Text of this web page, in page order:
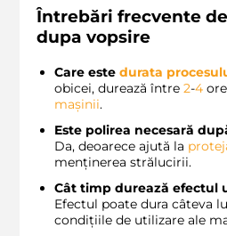
Întrebări frecvente
dupa vopsire
Care este durata
obicei, durează între 2-4
mașinii.
Este polirea necesară
Da, deoarece ajută la
menținerea strălucirii.
Cât timp durează efectul
Efectul poate dura câteva
condițiile de utilizare ale